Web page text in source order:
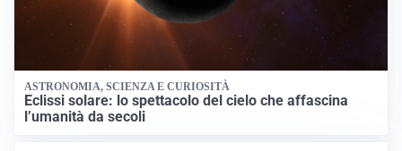
ASTRONOMIA, SCIENZA E CURIOSITÀ
Eclissi solare: lo spettacolo del cielo che affascina
l’umanità da secoli